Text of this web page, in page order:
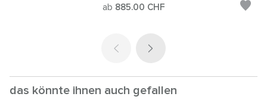
ab 885.00 CHF
das könnte ihnen auch gefallen